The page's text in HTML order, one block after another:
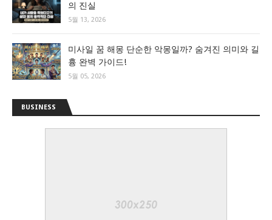
의 진실
5월 13, 2026
미사일 꿈 해몽 단순한 악몽일까? 숨겨진 의미와 길
흉 완벽 가이드!
5월 05, 2026
BUSINESS